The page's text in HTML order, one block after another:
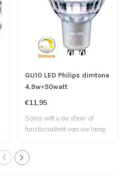
GU10 LED Philips dimtone
4.9w=50watt
€11,95
Soms wilt u de sfeer of
functionaliteit van uw lamp